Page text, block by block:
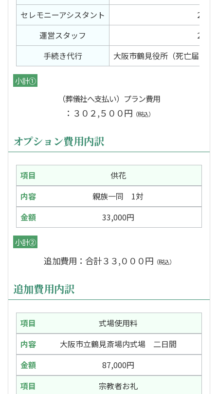
セレモニーアシスタント
2日間
運営スタッフ
2日間
手続き代行
大阪市鶴見役所（死亡届）
小計①
（葬儀社へ支払い）プラン費用
：３０２,５００円 （税込）
オプション費用内訳
供花
親族一同 1対
33,000円
小計②
追加費用：合計３３,０００円 （税込）
追加費用内訳
式場使用料
大阪市立鶴見斎場内式場 二日間
87,000円
宗教者お礼